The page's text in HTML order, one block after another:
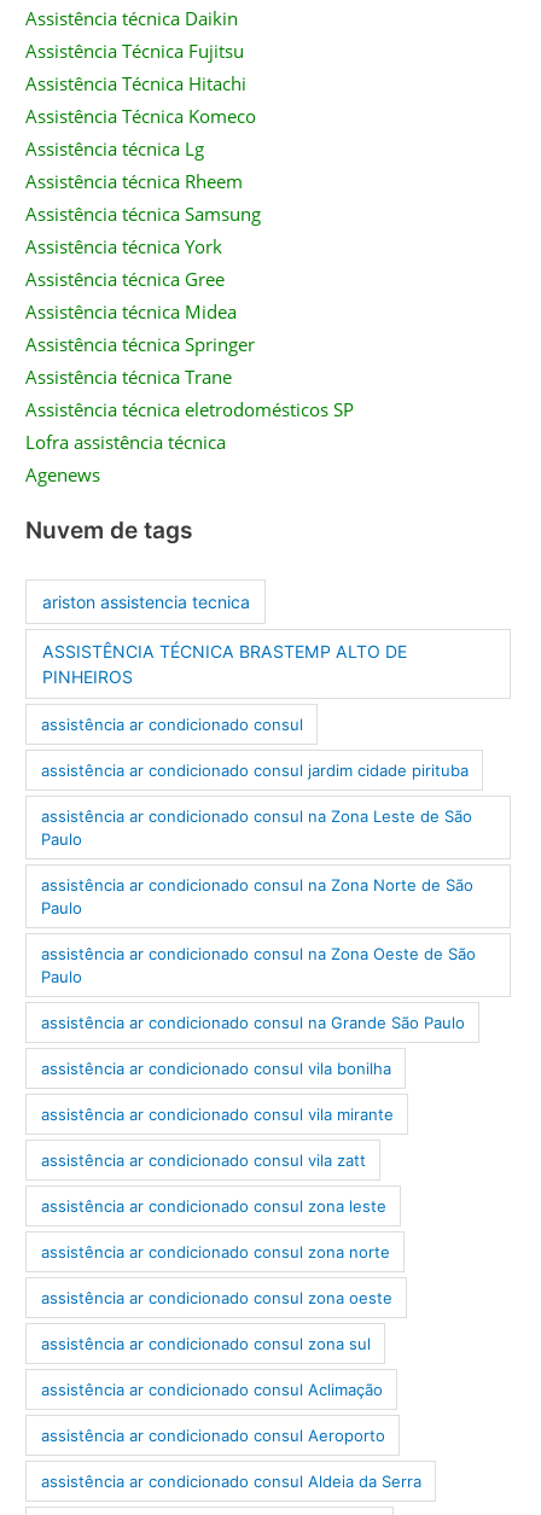
Assistência técnica Daikin
Assistência Técnica Fujitsu
Assistência Técnica Hitachi
Assistência Técnica Komeco
Assistência técnica Lg
Assistência técnica Rheem
Assistência técnica Samsung
Assistência técnica York
Assistência técnica Gree
Assistência técnica Midea
Assistência técnica Springer
Assistência técnica Trane
Assistência técnica eletrodomésticos SP
Lofra assistência técnica
Agenews
Nuvem de tags
ariston assistencia tecnica
ASSISTÊNCIA TÉCNICA BRASTEMP ALTO DE
PINHEIROS
assistência ar condicionado consul
assistência ar condicionado consul jardim cidade pirituba
assistência ar condicionado consul na Zona Leste de São
Paulo
assistência ar condicionado consul na Zona Norte de São
Paulo
assistência ar condicionado consul na Zona Oeste de São
Paulo
assistência ar condicionado consul na Grande São Paulo
assistência ar condicionado consul vila bonilha
assistência ar condicionado consul vila mirante
assistência ar condicionado consul vila zatt
assistência ar condicionado consul zona leste
assistência ar condicionado consul zona norte
assistência ar condicionado consul zona oeste
assistência ar condicionado consul zona sul
assistência ar condicionado consul Aclimação
assistência ar condicionado consul Aeroporto
assistência ar condicionado consul Aldeia da Serra